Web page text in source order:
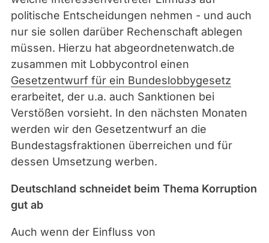
politische Entscheidungen nehmen - und auch
nur sie sollen darüber Rechenschaft ablegen
müssen. Hierzu hat abgeordnetenwatch.de
zusammen mit Lobbycontrol einen
Gesetzentwurf für ein Bundeslobbygesetz
erarbeitet, der u.a. auch Sanktionen bei
Verstößen vorsieht. In den nächsten Monaten
werden wir den Gesetzentwurf an die
Bundestagsfraktionen überreichen und für
dessen Umsetzung werben.
Deutschland schneidet beim Thema Korruption
gut ab
Auch wenn der Einfluss von